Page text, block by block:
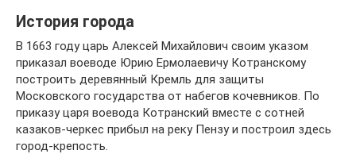
История города
В 1663 году царь Алексей Михайлович своим указом
приказал воеводе Юрию Ермолаевичу Котранскому
построить деревянный Кремль для защиты
Московского государства от набегов кочевников. По
приказу царя воевода Котранский вместе с сотней
казаков-черкес прибыл на реку Пензу и построил здесь
город-крепость.